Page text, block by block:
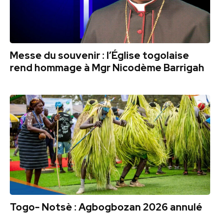
Messe du souvenir : l’Église togolaise
rend hommage à Mgr Nicodème Barrigah
Togo- Notsè : Agbogbozan 2026 annulé